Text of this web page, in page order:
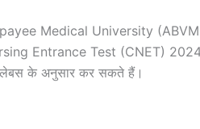
Medical University
Entrance Test (CNET) 2024
के अनुसार कर सकते हैं।